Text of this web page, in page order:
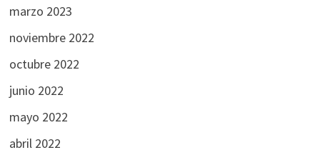
marzo 2023
noviembre 2022
octubre 2022
junio 2022
mayo 2022
abril 2022